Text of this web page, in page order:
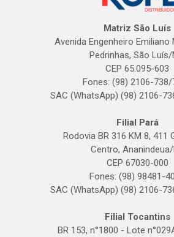
Matriz São Luís
Avenida Engenheiro Emiliano
Pedrinhas, São Luís/
CEP 65.095-603
Fones: (98) 2106-738/
SAC (WhatsApp) (98) 2106-
Filial Pará
Rodovia BR 316 KM 8, 411
Centro,
CEP 67030-000
Fones: (98) 98481-
SAC (WhatsApp) (98) 2106-
Filial Tocantins
BR 153, n°1800 - Lote